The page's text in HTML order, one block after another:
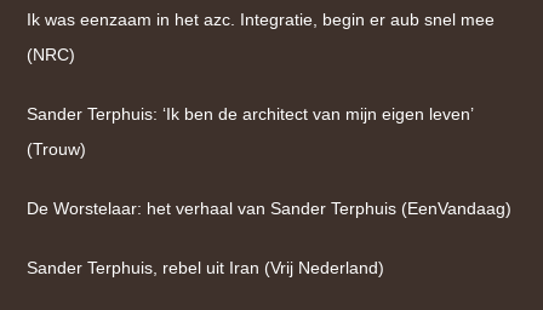
Ik was eenzaam in het azc. Integratie, begin er aub snel mee
(NRC)
Sander Terphuis: ‘Ik ben de architect van mijn eigen leven’
(Trouw)
De Worstelaar: het verhaal van Sander Terphuis (EenVandaag)
Sander Terphuis, rebel uit Iran (Vrij Nederland)